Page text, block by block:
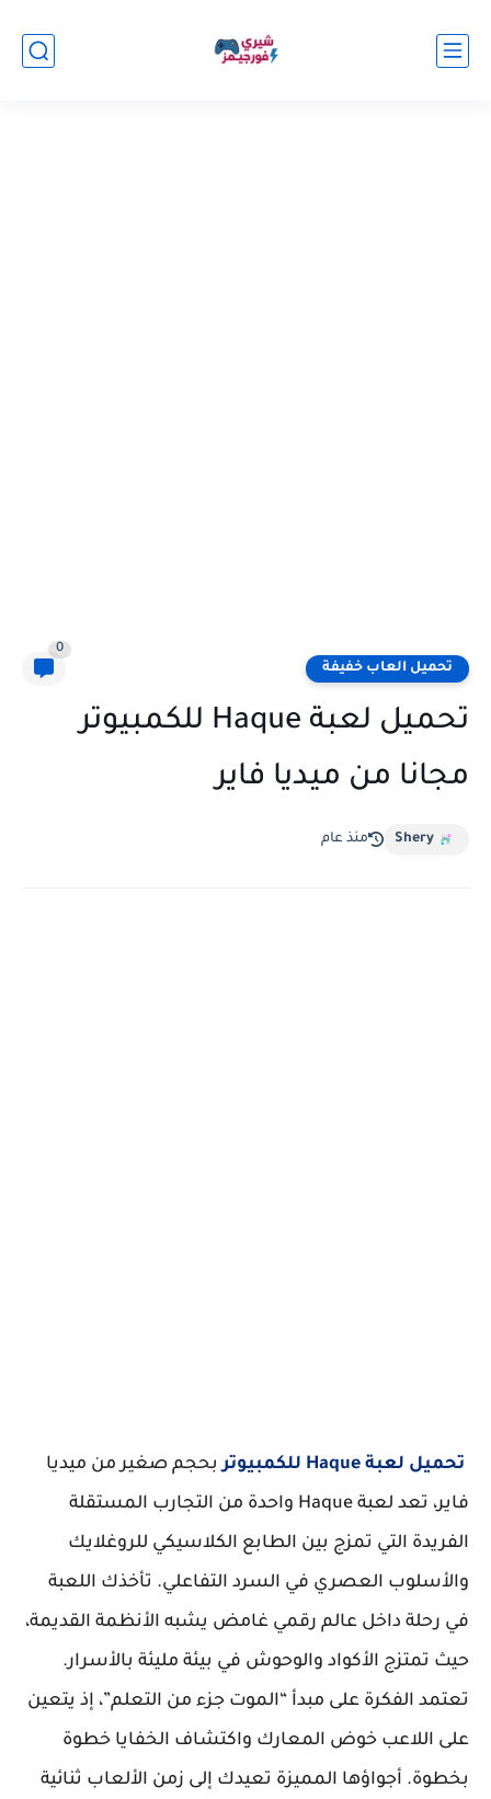
تحميل العاب خفيفة
0
تحميل لعبة Haque للكمبيوتر
مجانا من ميديا فاير
Shery منذ عام
تحميل لعبة Haque للكمبيوتر
بحجم صغير من ميديا
فاير، تعد لعبة Haque واحدة من التجارب المستقلة
الفريدة التي تمزج بين الطابع الكلاسيكي للروغلايك
والأسلوب العصري في السرد التفاعلي. تأخذك اللعبة
في رحلة داخل عالم رقمي غامض يشبه الأنظمة القديمة،
حيث تمتزج الأكواد والوحوش في بيئة مليئة بالأسرار.
تعتمد الفكرة على مبدأ “الموت جزء من التعلم”، إذ يتعين
على اللاعب خوض المعارك واكتشاف الخفايا خطوة
بخطوة. أجواؤها المميزة تعيدك إلى زمن الألعاب ثنائية